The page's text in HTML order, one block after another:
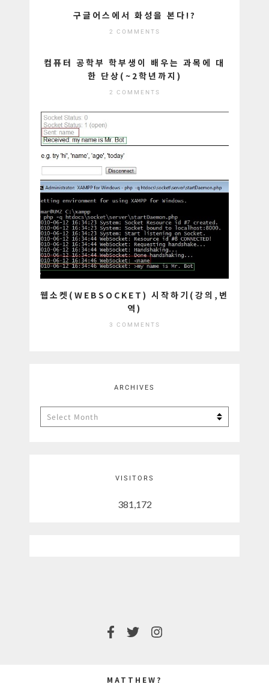
구글어스에서 화성을 본다!?
2 COMMENTS
컴퓨터 공학부 학부생이 배우는 과목에 대
한 단상(~2학년까지)
2 COMMENTS
웹소켓(WEBSOCKET) 시작하기(강의,번
역)
3 COMMENTS
ARCHIVES
Archives
VISITORS
381,172
MATTHEW?